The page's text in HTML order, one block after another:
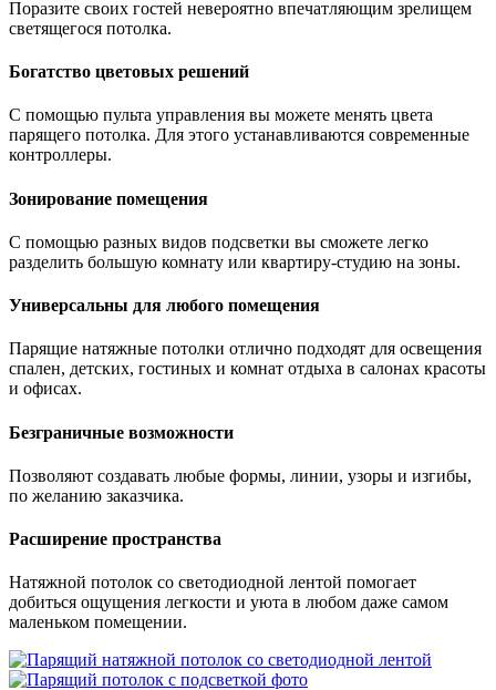
Поразите своих гостей невероятно впечатляющим зрелищем
светящегося потолка.
Богатство цветовых решений
С помощью пульта управления вы можете менять цвета
парящего потолка. Для этого устанавливаются современные
контроллеры.
Зонирование помещения
С помощью разных видов подсветки вы сможете легко
разделить большую комнату или квартиру-студию на зоны.
Универсальны для любого помещения
Парящие натяжные потолки отлично подходят для освещения
спален, детских, гостиных и комнат отдыха в салонах красоты
и офисах.
Безграничные возможности
Позволяют создавать любые формы, линии, узоры и изгибы,
по желанию заказчика.
Расширение пространства
Натяжной потолок со светодиодной лентой помогает
добиться ощущения легкости и уюта в любом даже самом
маленьком помещении.